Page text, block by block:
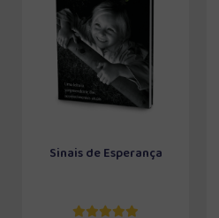
Sinais de Esperança